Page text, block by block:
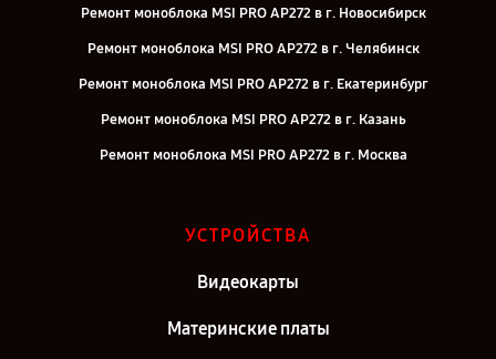
Ремонт моноблока MSI PRO AP272 в г. Новосибирск
Ремонт моноблока MSI PRO AP272 в г. Челябинск
Ремонт моноблока MSI PRO AP272 в г. Екатеринбург
Ремонт моноблока MSI PRO AP272 в г. Казань
Ремонт моноблока MSI PRO AP272 в г. Москва
УСТРОЙСТВА
Видеокарты
Материнские платы